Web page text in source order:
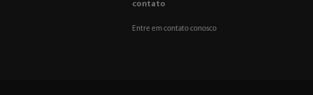
contato
Entre em contato conosco